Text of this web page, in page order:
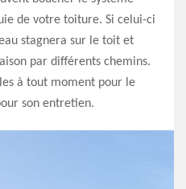
de votre toiture. Si celui-ci
stagnera sur le toit et
par différents chemins.
à tout moment pour le
son entretien.